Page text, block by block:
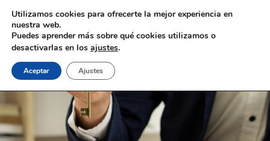
Utilizamos cookies para ofrecerte la mejor experiencia en
nuestra web.
Puedes aprender más sobre qué cookies utilizamos o
desactivarlas en los ajustes.
Aceptar Ajustes